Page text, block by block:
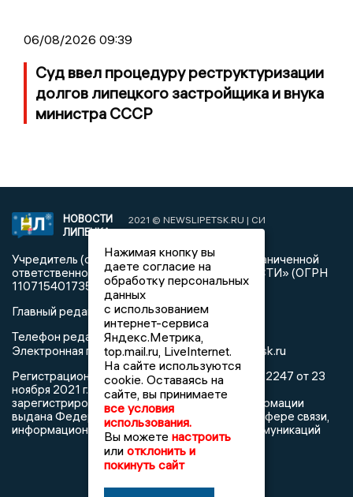
06/08/2026 09:39
Суд ввел процедуру реструктуризации
долгов липецкого застройщика и внука
министра СССР
НОВОСТИ
ЛИПЕЦКА
2021 © NEWSLIPETSK.RU | СИ
«Новости Липецка»
Учредитель (соучредители): Общество с ограниченной
ответственностью «РЕГИОНАЛЬНЫЕ НОВОСТИ» (ОГРН
1107154017354)
Главный редактор: Герцог Е.Г.
Телефон редакции: +7 903 699 9427
Электронная почта редакции:info@newslipetsk.ru
Регистрационный номер: серия Эл № ФС77-82247 от 23
ноября 2021 г. согласно выписке из реестра
зарегистрированных средств массовой информации
выдана Федеральной службой по надзору в сфере связи,
информационных технологий и массовых коммуникаций
Нажимая кнопку вы
даете согласие на
обработку персональных
данных
с использованием
интернет-сервиса
Яндекс.Метрика,
top.mail.ru, LiveInternet.
На сайте используются
cookie. Оставаясь на
сайте, вы принимаете
все условия
использования.
Вы можете настроить
или отклонить и
покинуть сайт